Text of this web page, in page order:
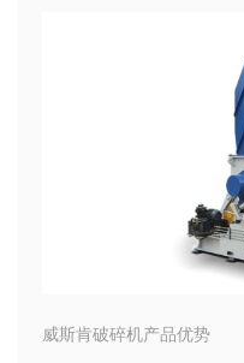
威斯肯破碎机产品优势